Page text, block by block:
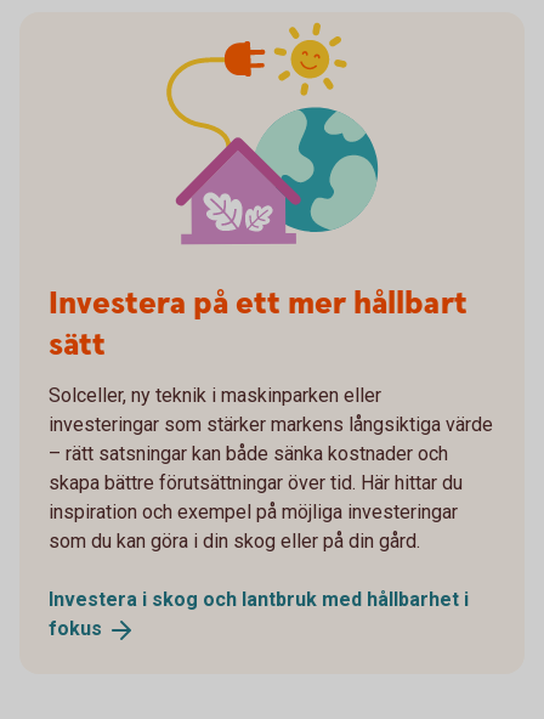
Investera på ett mer hållbart
sätt
Solceller, ny teknik i maskinparken eller
investeringar som stärker markens långsiktiga värde
– rätt satsningar kan både sänka kostnader och
skapa bättre förutsättningar över tid. Här hittar du
inspiration och exempel på möjliga investeringar
som du kan göra i din skog eller på din gård.
Investera i skog och lantbruk med hållbarhet i
fokus